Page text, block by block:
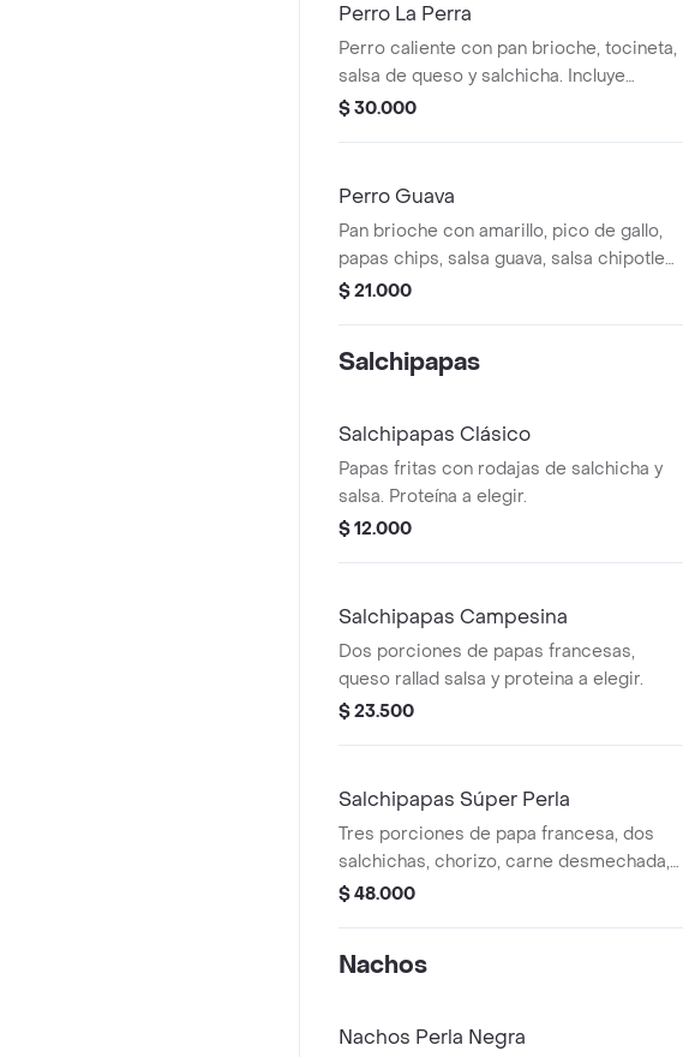
Perro La Perra
Perro caliente con pan brioche, tocineta,
salsa de queso y salchicha. Incluye
opciones de pico de gallo, lechuga y
$ 30.000
Perro Guava
Pan brioche con amarillo, pico de gallo,
papas chips, salsa guava, salsa chipotle
proteina a elegir.
$ 21.000
Salchipapas
Salchipapas Clásico
Papas fritas con rodajas de salchicha y
salsa. Proteína a elegir.
$ 12.000
Salchipapas Campesina
Dos porciones de papas francesas,
queso rallad salsa y proteina a elegir.
$ 23.500
Salchipapas Súper Perla
Tres porciones de papa francesa, dos
salchichas, chorizo, carne desmechada,
jamón, queso rallado, salsa de la casa y
$ 48.000
Nachos
Nachos Perla Negra